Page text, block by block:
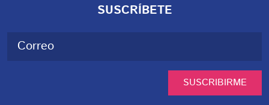
SUSCRÍBETE
SUSCRIBIRME